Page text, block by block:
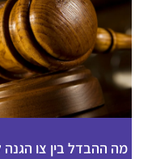
מה ההבדל בין צו